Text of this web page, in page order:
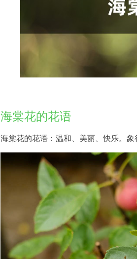
海棠花的花语
海棠花的花语：温和、美丽、快乐。象